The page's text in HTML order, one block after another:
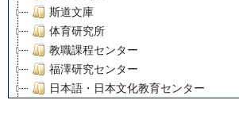
斯道文庫
体育研究所
教職課程センター
福澤研究センター
日本語・日本文化教育センター